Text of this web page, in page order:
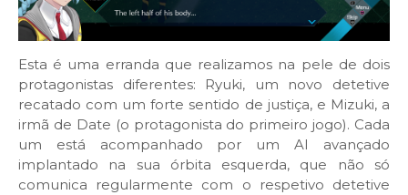
Esta é uma erranda que realizamos na pele de dois
protagonistas diferentes: Ryuki, um novo detetive
recatado com um forte sentido de justiça, e Mizuki, a
irmã de Date (o protagonista do primeiro jogo). Cada
um está acompanhado por um AI avançado
implantado na sua órbita esquerda, que não só
comunica regularmente com o respetivo detetive